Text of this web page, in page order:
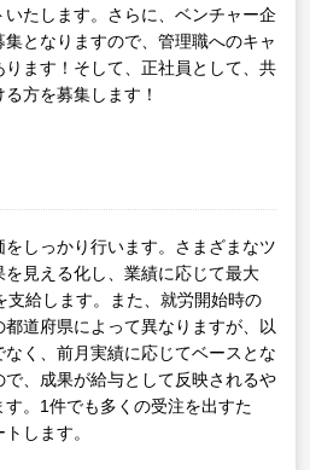
たします。さらに、ベンチャー企
となりますので、管理職へのキャ
ります！そして、正社員として、共
方を募集します！
しっかり行います。さまざまなツ
見える化し、業績に応じて最大
支給します。また、就労開始時の
道府県によって異なりますが、以
く、前月実績に応じてベースとな
、成果が給与として反映されるや
。1件でも多くの受注を出すた
します。